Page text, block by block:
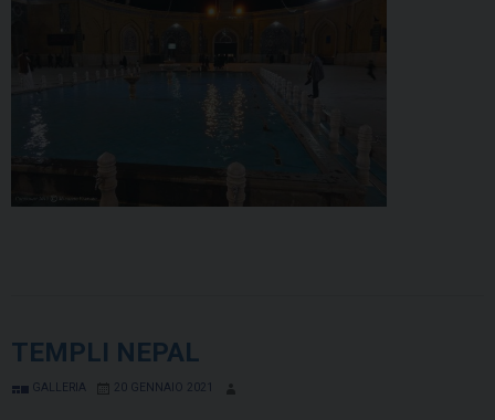
TEMPLI NEPAL
GALLERIA 20 GENNAIO 2021